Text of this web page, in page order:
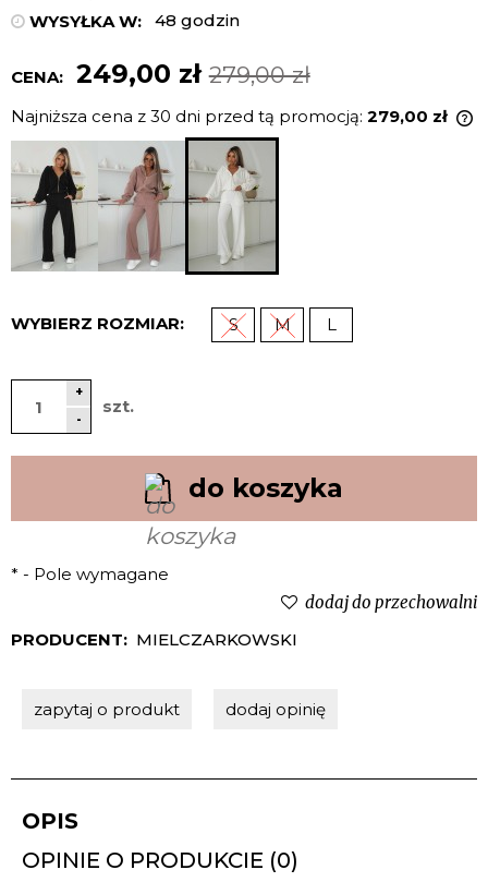
WYSYŁKA W:
48 godzin
CENA: 249,00 zł 279,00 zł
Najniższa cena z 30 dni przed tą promocją: 279,00 zł
WYBIERZ ROZMIAR: S M L
+
-
szt.
do koszyka
* - Pole wymagane
dodaj do przechowalni
PRODUCENT: MIELCZARKOWSKI
zapytaj o produkt dodaj opinię
OPIS
OPINIE O PRODUKCIE (0)